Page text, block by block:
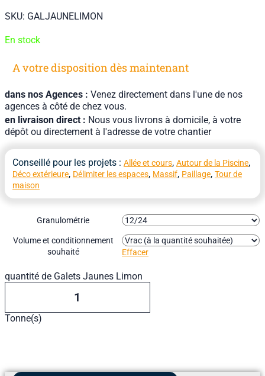
SKU: GALJAUNELIMON
En stock
A votre disposition dès maintenant
dans nos Agences : Venez directement dans l'une de nos
agences à côté de chez vous.
en livraison direct : Nous vous livrons à domicile, à votre
dépôt ou directement à l'adresse de votre chantier
Conseillé pour les projets : Allée et cours, Autour de la Piscine,
Déco extérieure, Délimiter les espaces, Massif, Paillage, Tour de
maison
Granulométrie
Volume et conditionnement
souhaité
Effacer
quantité de Galets Jaunes Limon
Tonne(s)